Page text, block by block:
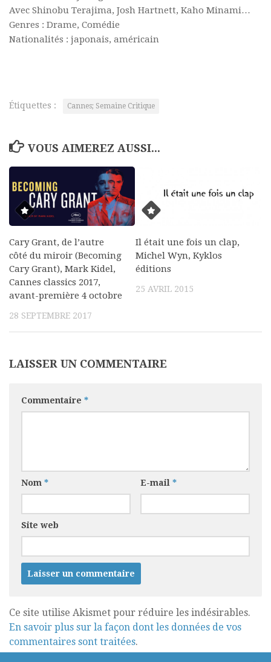
Avec Shinobu Terajima, Josh Hartnett, Kaho Minami…
Genres : Drame, Comédie
Nationalités : japonais, américain
Étiquettes : Cannes; Semaine Critique
VOUS AIMEREZ AUSSI...
Cary Grant, de l’autre
côté du miroir (Becoming
Cary Grant), Mark Kidel,
Cannes classics 2017,
avant-première 4 octobre
28 SEPTEMBRE 2017
Il était une fois un clap,
Michel Wyn, Kyklos
éditions
25 AVRIL 2015
LAISSER UN COMMENTAIRE
Commentaire *
Nom * E-mail *
Site web
Ce site utilise Akismet pour réduire les indésirables.
En savoir plus sur la façon dont les données de vos
commentaires sont traitées.